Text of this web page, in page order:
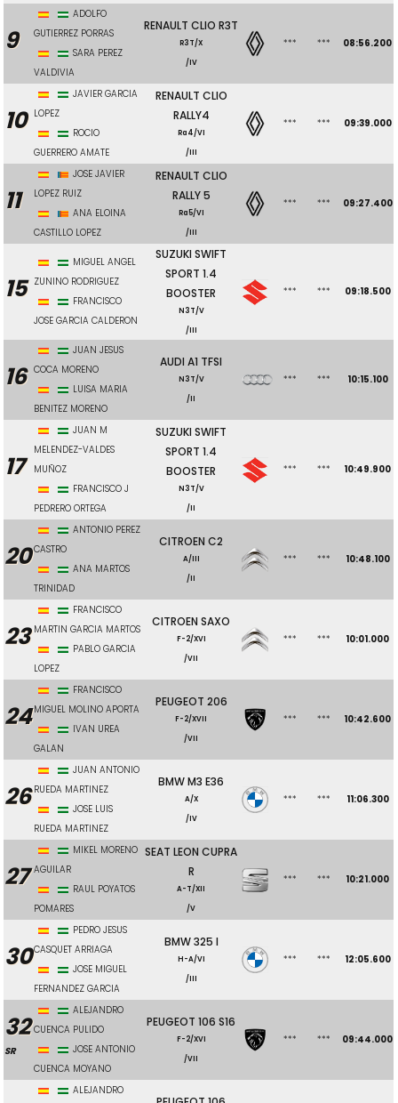
9
ADOLFO
GUTIERREZ PORRAS
SARA PEREZ
VALDIVIA
RENAULT CLIO R3T
R3T/X
/IV
*** *** 08:56.200
10
JAVIER GARCIA
LOPEZ
ROCIO
GUERRERO AMATE
RENAULT CLIO
RALLY4
Ra4/VI
/III
*** *** 09:39.000
11
JOSE JAVIER
LOPEZ RUIZ
ANA ELOINA
CASTILLO LOPEZ
RENAULT CLIO
RALLY 5
Ra5/VI
/III
*** *** 09:27.400
15
MIGUEL ANGEL
ZUNINO RODRIGUEZ
FRANCISCO
JOSE GARCIA CALDERON
SUZUKI SWIFT
SPORT 1.4
BOOSTER
N3T/V
/III
*** *** 09:18.500
16
JUAN JESUS
COCA MORENO
LUISA MARIA
BENITEZ MORENO
AUDI A1 TFSI
N3T/V
/II
*** *** 10:15.100
17
JUAN M
MELENDEZ-VALDES
MUÑOZ
FRANCISCO J
PEDRERO ORTEGA
SUZUKI SWIFT
SPORT 1.4
BOOSTER
N3T/V
/II
*** *** 10:49.900
20
ANTONIO PEREZ
CASTRO
ANA MARTOS
TRINIDAD
CITROEN C2
A/III
/II
*** *** 10:48.100
23
FRANCISCO
MARTIN GARCIA MARTOS
PABLO GARCIA
LOPEZ
CITROEN SAXO
F-2/XVI
/VII
*** *** 10:01.000
24
FRANCISCO
MIGUEL MOLINO APORTA
IVAN UREA
GALAN
PEUGEOT 206
F-2/XVII
/VII
*** *** 10:42.600
26
JUAN ANTONIO
RUEDA MARTINEZ
JOSE LUIS
RUEDA MARTINEZ
BMW M3 E36
A/X
/IV
*** *** 11:06.300
27
MIKEL MORENO
AGUILAR
RAUL POYATOS
POMARES
SEAT LEON CUPRA
R
A-T/XII
/V
*** *** 10:21.000
30
PEDRO JESUS
CASQUET ARRIAGA
JOSE MIGUEL
FERNANDEZ GARCIA
BMW 325 I
H-A/VI
/III
*** *** 12:05.600
32
SR
ALEJANDRO
CUENCA PULIDO
JOSE ANTONIO
CUENCA MOYANO
PEUGEOT 106 S16
F-2/XVI
/VII
*** *** 09:44.000
ALEJANDRO